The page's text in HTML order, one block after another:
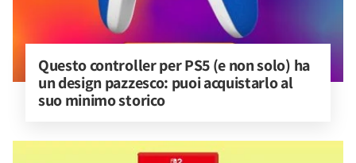
Questo controller per PS5 (e non solo) ha
un design pazzesco: puoi acquistarlo al
suo minimo storico